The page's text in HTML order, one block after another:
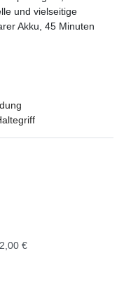
und vielseitige
Akku, 45 Minuten
€